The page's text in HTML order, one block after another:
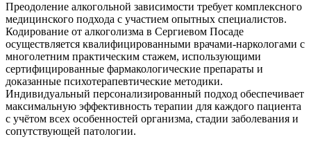
Преодоление алкогольной зависимости требует комплексного
медицинского подхода с участием опытных специалистов.
Кодирование от алкоголизма в Сергиевом Посаде
осуществляется квалифицированными врачами-наркологами с
многолетним практическим стажем, использующими
сертифицированные фармакологические препараты и
доказанные психотерапевтические методики.
Индивидуальный персонализированный подход обеспечивает
максимальную эффективность терапии для каждого пациента
с учётом всех особенностей организма, стадии заболевания и
сопутствующей патологии.